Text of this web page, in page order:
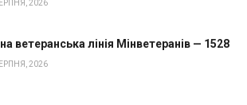
2026
ветеранська лінія Мінветеранів — 1528
2026